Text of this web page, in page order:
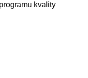
kvality